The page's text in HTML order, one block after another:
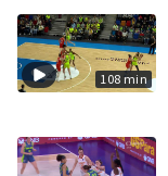
108 min